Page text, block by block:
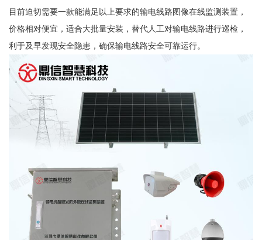
目前迫切需要一款能满足以上要求的输电线路图像在线监测装置，
价格相对便宜，适合大批量安装，替代人工对输电线路进行巡检，
利于及早发现安全隐患，确保输电线路安全可靠运行。